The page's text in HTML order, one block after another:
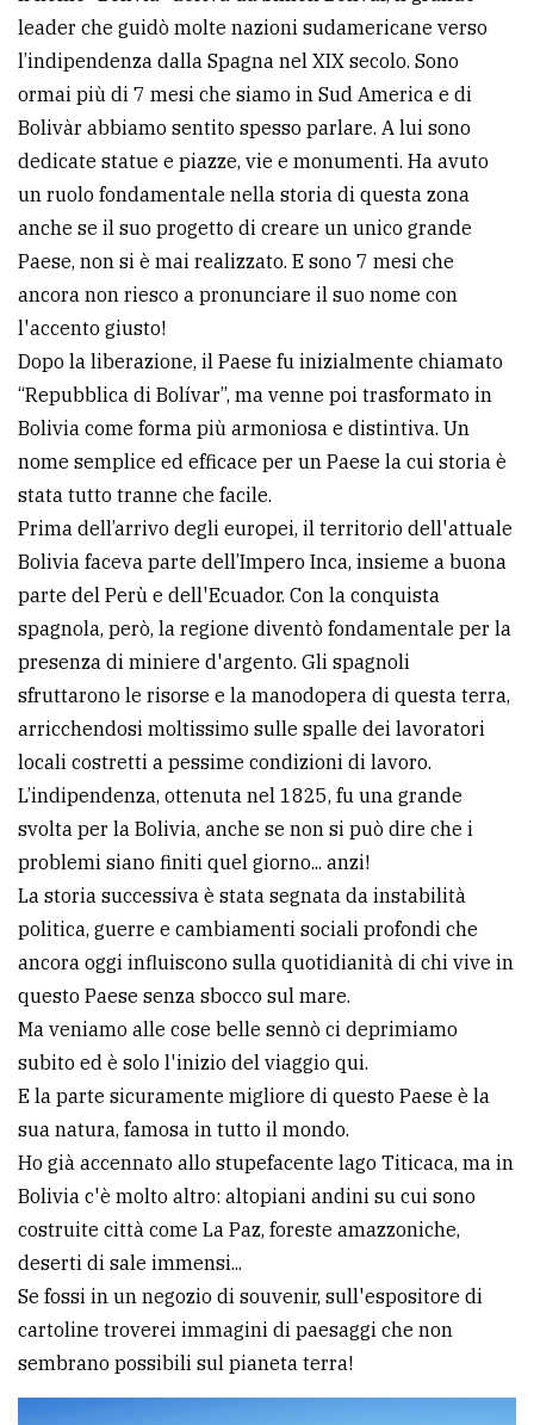
leader che guidò molte nazioni sudamericane verso
l’indipendenza dalla Spagna nel XIX secolo. Sono
ormai più di 7 mesi che siamo in Sud America e di
Bolivàr abbiamo sentito spesso parlare. A lui sono
dedicate statue e piazze, vie e monumenti. Ha avuto
un ruolo fondamentale nella storia di questa zona
anche se il suo progetto di creare un unico grande
Paese, non si è mai realizzato. E sono 7 mesi che
ancora non riesco a pronunciare il suo nome con
l'accento giusto!
Dopo la liberazione, il Paese fu inizialmente chiamato
“Repubblica di Bolívar”, ma venne poi trasformato in
Bolivia come forma più armoniosa e distintiva. Un
nome semplice ed efficace per un Paese la cui storia è
stata tutto tranne che facile.
Prima dell’arrivo degli europei, il territorio dell'attuale
Bolivia faceva parte dell’Impero Inca, insieme a buona
parte del Perù e dell'Ecuador. Con la conquista
spagnola, però, la regione diventò fondamentale per la
presenza di miniere d'argento. Gli spagnoli
sfruttarono le risorse e la manodopera di questa terra,
arricchendosi moltissimo sulle spalle dei lavoratori
locali costretti a pessime condizioni di lavoro.
L’indipendenza, ottenuta nel 1825, fu una grande
svolta per la Bolivia, anche se non si può dire che i
problemi siano finiti quel giorno... anzi!
La storia successiva è stata segnata da instabilità
politica, guerre e cambiamenti sociali profondi che
ancora oggi influiscono sulla quotidianità di chi vive in
questo Paese senza sbocco sul mare.
Ma veniamo alle cose belle sennò ci deprimiamo
subito ed è solo l'inizio del viaggio qui.
E la parte sicuramente migliore di questo Paese è la
sua natura, famosa in tutto il mondo.
Ho già accennato allo stupefacente lago Titicaca, ma in
Bolivia c'è molto altro: altopiani andini su cui sono
costruite città come La Paz, foreste amazzoniche,
deserti di sale immensi...
Se fossi in un negozio di souvenir, sull'espositore di
cartoline troverei immagini di paesaggi che non
sembrano possibili sul pianeta terra!